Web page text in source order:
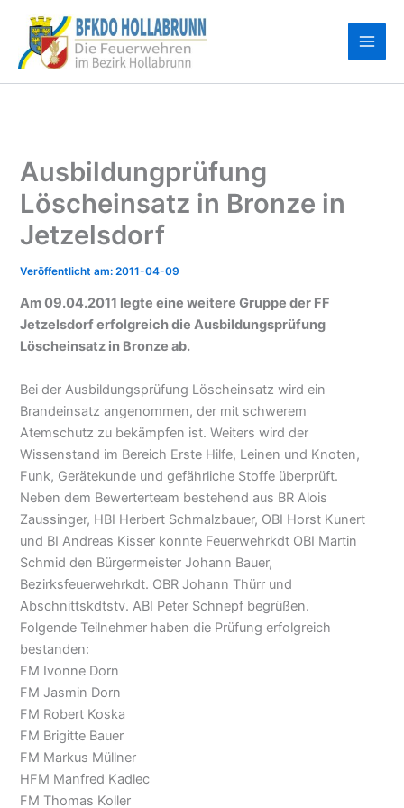
Inhalt
springen
Ausbildungprüfung
Löscheinsatz in Bronze in
Jetzelsdorf
2011-04-09
Am 09.04.2011 legte eine weitere Gruppe der FF
Jetzelsdorf erfolgreich die Ausbildungsprüfung
Löscheinsatz in Bronze ab.
Bei der Ausbildungsprüfung Löscheinsatz wird ein
Brandeinsatz angenommen, der mit schwerem
Atemschutz zu bekämpfen ist. Weiters wird der
Wissenstand im Bereich Erste Hilfe, Leinen und Knoten,
Funk, Gerätekunde und gefährliche Stoffe überprüft.
Neben dem Bewerterteam bestehend aus BR Alois
Zaussinger, HBI Herbert Schmalzbauer, OBI Horst Kunert
und BI Andreas Kisser konnte Feuerwehrkdt OBI Martin
Schmid den Bürgermeister Johann Bauer,
Bezirksfeuerwehrkdt. OBR Johann Thürr und
Abschnittskdtstv. ABI Peter Schnepf begrüßen.
Folgende Teilnehmer haben die Prüfung erfolgreich
bestanden:
FM Ivonne Dorn
FM Jasmin Dorn
FM Robert Koska
FM Brigitte Bauer
FM Markus Müllner
HFM Manfred Kadlec
FM Thomas Koller